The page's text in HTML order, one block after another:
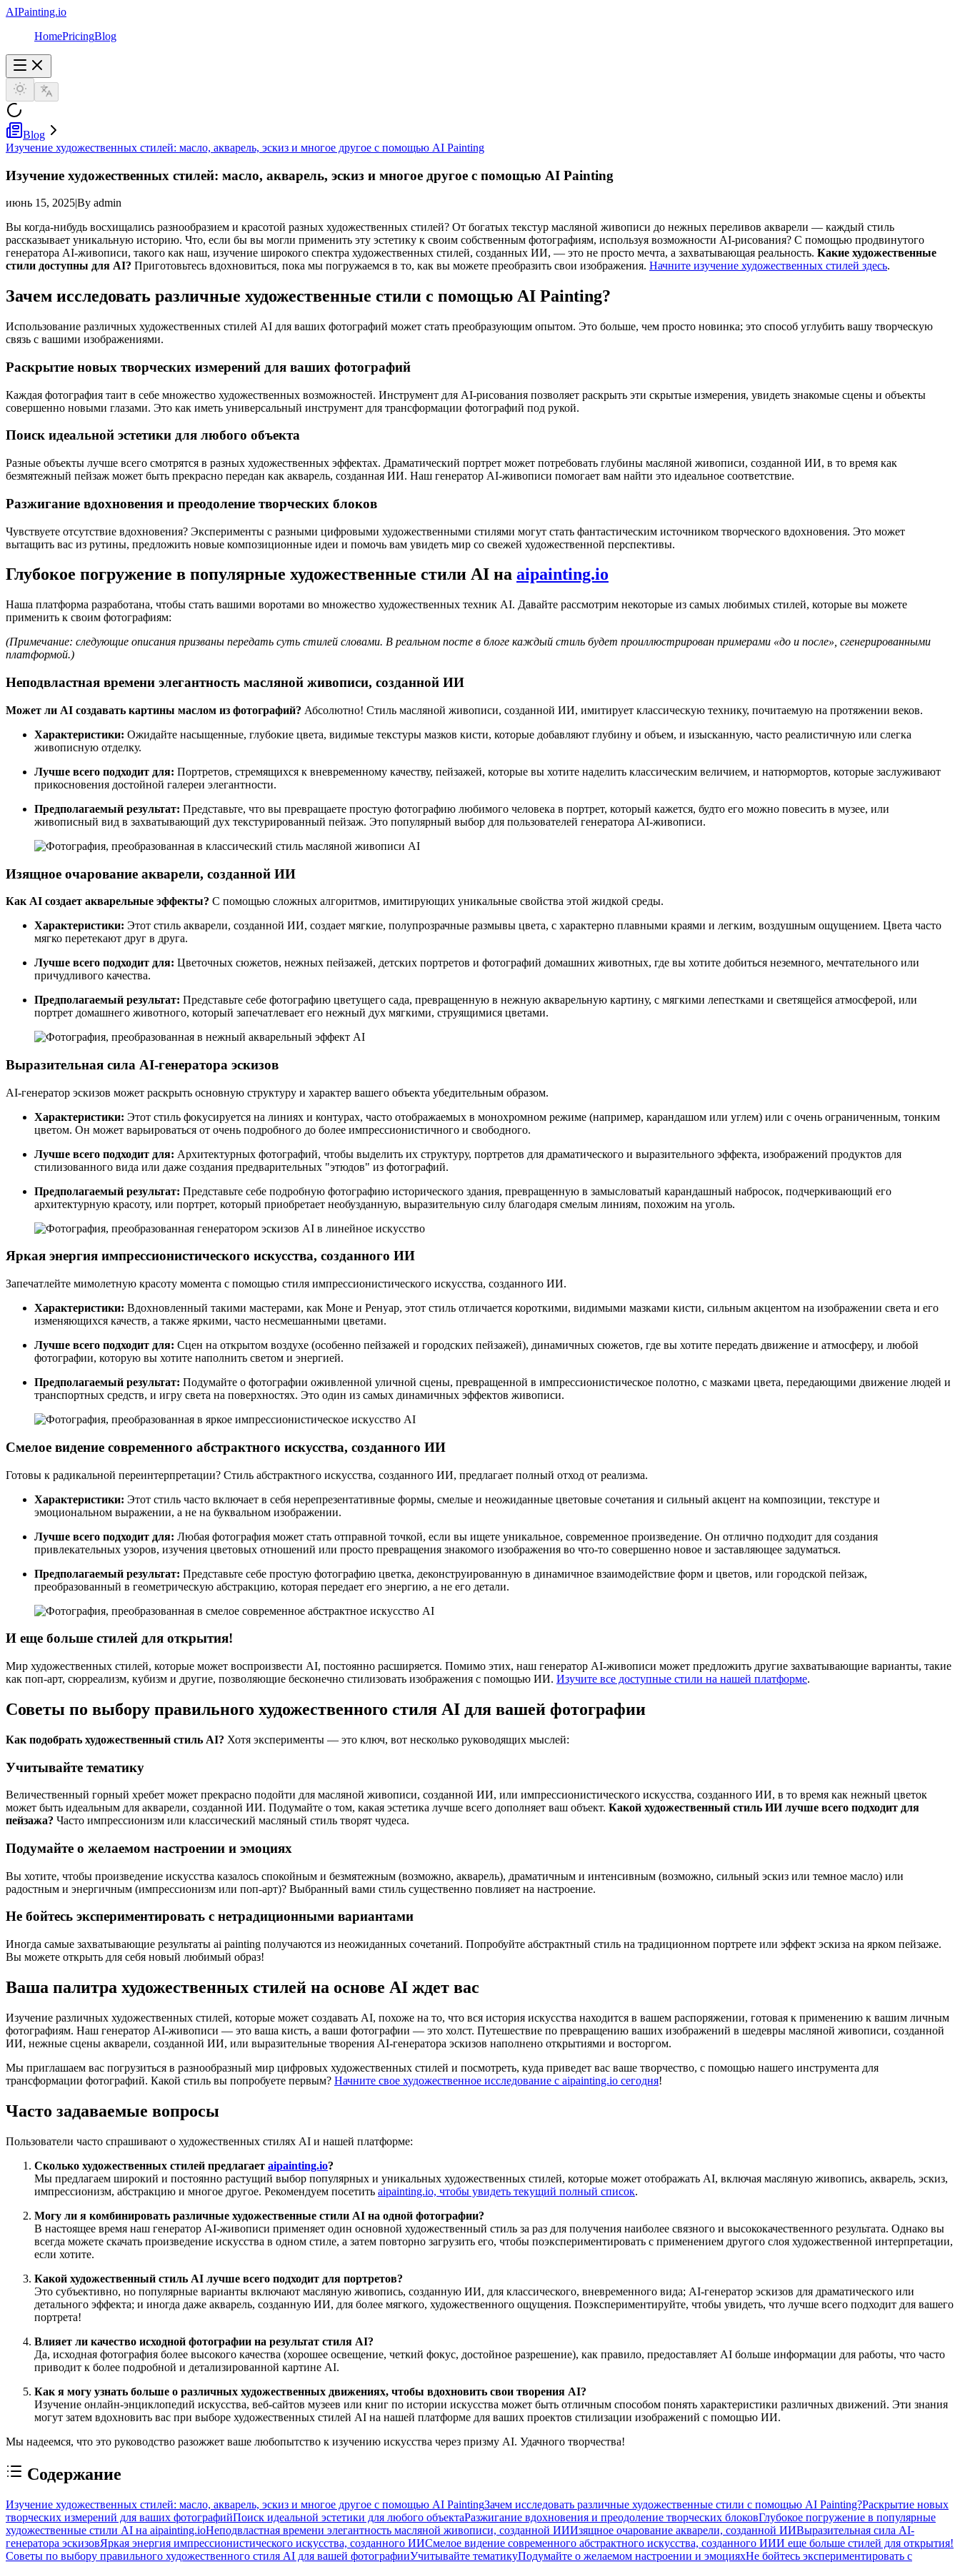
AIPainting.io
HomePricingBlog
Blog
Изучение художественных стилей: масло, акварель, эскиз и многое другое с помощью AI Painting
Изучение художественных стилей: масло, акварель, эскиз и многое другое с помощью AI Painting
июнь 15, 2025|By admin
Вы когда-нибудь восхищались разнообразием и красотой разных художественных стилей? От богатых текстур масляной живописи до нежных переливов акварели — каждый стиль
рассказывает уникальную историю. Что, если бы вы могли применить эту эстетику к своим собственным фотографиям, используя возможности AI-рисования? С помощью продвинутого
генератора AI-живописи, такого как наш, изучение широкого спектра художественных стилей, созданных ИИ, — это не просто мечта, а захватывающая реальность. Какие художественные
стили доступны для AI? Приготовьтесь вдохновиться, пока мы погружаемся в то, как вы можете преобразить свои изображения. Начните изучение художественных стилей здесь.
Зачем исследовать различные художественные стили с помощью AI Painting?
Использование различных художественных стилей AI для ваших фотографий может стать преобразующим опытом. Это больше, чем просто новинка; это способ углубить вашу творческую
связь с вашими изображениями.
Раскрытие новых творческих измерений для ваших фотографий
Каждая фотография таит в себе множество художественных возможностей. Инструмент для AI-рисования позволяет раскрыть эти скрытые измерения, увидеть знакомые сцены и объекты
совершенно новыми глазами. Это как иметь универсальный инструмент для трансформации фотографий под рукой.
Поиск идеальной эстетики для любого объекта
Разные объекты лучше всего смотрятся в разных художественных эффектах. Драматический портрет может потребовать глубины масляной живописи, созданной ИИ, в то время как
безмятежный пейзаж может быть прекрасно передан как акварель, созданная ИИ. Наш генератор AI-живописи помогает вам найти это идеальное соответствие.
Разжигание вдохновения и преодоление творческих блоков
Чувствуете отсутствие вдохновения? Эксперименты с разными цифровыми художественными стилями могут стать фантастическим источником творческого вдохновения. Это может
вытащить вас из рутины, предложить новые композиционные идеи и помочь вам увидеть мир со свежей художественной перспективы.
Глубокое погружение в популярные художественные стили AI на aipainting.io
Наша платформа разработана, чтобы стать вашими воротами во множество художественных техник AI. Давайте рассмотрим некоторые из самых любимых стилей, которые вы можете
применить к своим фотографиям:
(Примечание: следующие описания призваны передать суть стилей словами. В реальном посте в блоге каждый стиль будет проиллюстрирован примерами «до и после», сгенерированными
платформой.)
Неподвластная времени элегантность масляной живописи, созданной ИИ
Может ли AI создавать картины маслом из фотографий? Абсолютно! Стиль масляной живописи, созданной ИИ, имитирует классическую технику, почитаемую на протяжении веков.
Характеристики: Ожидайте насыщенные, глубокие цвета, видимые текстуры мазков кисти, которые добавляют глубину и объем, и изысканную, часто реалистичную или слегка
живописную отделку.
Лучше всего подходит для: Портретов, стремящихся к вневременному качеству, пейзажей, которые вы хотите наделить классическим величием, и натюрмортов, которые заслуживают
прикосновения достойной галереи элегантности.
Предполагаемый результат: Представьте, что вы превращаете простую фотографию любимого человека в портрет, который кажется, будто его можно повесить в музее, или
живописный вид в захватывающий дух текстурированный пейзаж. Это популярный выбор для пользователей генератора AI-живописи.
Изящное очарование акварели, созданной ИИ
Как AI создает акварельные эффекты? С помощью сложных алгоритмов, имитирующих уникальные свойства этой жидкой среды.
Характеристики: Этот стиль акварели, созданной ИИ, создает мягкие, полупрозрачные размывы цвета, с характерно плавными краями и легким, воздушным ощущением. Цвета часто
мягко перетекают друг в друга.
Лучше всего подходит для: Цветочных сюжетов, нежных пейзажей, детских портретов и фотографий домашних животных, где вы хотите добиться неземного, мечтательного или
причудливого качества.
Предполагаемый результат: Представьте себе фотографию цветущего сада, превращенную в нежную акварельную картину, с мягкими лепестками и светящейся атмосферой, или
портрет домашнего животного, который запечатлевает его нежный дух мягкими, струящимися цветами.
Выразительная сила AI-генератора эскизов
AI-генератор эскизов может раскрыть основную структуру и характер вашего объекта убедительным образом.
Характеристики: Этот стиль фокусируется на линиях и контурах, часто отображаемых в монохромном режиме (например, карандашом или углем) или с очень ограниченным, тонким
цветом. Он может варьироваться от очень подробного до более импрессионистичного и свободного.
Лучше всего подходит для: Архитектурных фотографий, чтобы выделить их структуру, портретов для драматического и выразительного эффекта, изображений продуктов для
стилизованного вида или даже создания предварительных "этюдов" из фотографий.
Предполагаемый результат: Представьте себе подробную фотографию исторического здания, превращенную в замысловатый карандашный набросок, подчеркивающий его
архитектурную красоту, или портрет, который приобретает необузданную, выразительную силу благодаря смелым линиям, похожим на уголь.
Яркая энергия импрессионистического искусства, созданного ИИ
Запечатлейте мимолетную красоту момента с помощью стиля импрессионистического искусства, созданного ИИ.
Характеристики: Вдохновленный такими мастерами, как Моне и Ренуар, этот стиль отличается короткими, видимыми мазками кисти, сильным акцентом на изображении света и его
изменяющихся качеств, а также яркими, часто несмешанными цветами.
Лучше всего подходит для: Сцен на открытом воздухе (особенно пейзажей и городских пейзажей), динамичных сюжетов, где вы хотите передать движение и атмосферу, и любой
фотографии, которую вы хотите наполнить светом и энергией.
Предполагаемый результат: Подумайте о фотографии оживленной уличной сцены, превращенной в импрессионистическое полотно, с мазками цвета, передающими движение людей и
транспортных средств, и игру света на поверхностях. Это один из самых динамичных эффектов живописи.
Смелое видение современного абстрактного искусства, созданного ИИ
Готовы к радикальной переинтерпретации? Стиль абстрактного искусства, созданного ИИ, предлагает полный отход от реализма.
Характеристики: Этот стиль часто включает в себя нерепрезентативные формы, смелые и неожиданные цветовые сочетания и сильный акцент на композиции, текстуре и
эмоциональном выражении, а не на буквальном изображении.
Лучше всего подходит для: Любая фотография может стать отправной точкой, если вы ищете уникальное, современное произведение. Он отлично подходит для создания
привлекательных узоров, изучения цветовых отношений или просто превращения знакомого изображения во что-то совершенно новое и заставляющее задуматься.
Предполагаемый результат: Представьте себе простую фотографию цветка, деконструированную в динамичное взаимодействие форм и цветов, или городской пейзаж,
преобразованный в геометрическую абстракцию, которая передает его энергию, а не его детали.
И еще больше стилей для открытия!
Мир художественных стилей, которые может воспроизвести AI, постоянно расширяется. Помимо этих, наш генератор AI-живописи может предложить другие захватывающие варианты, такие
как поп-арт, сюрреализм, кубизм и другие, позволяющие бесконечно стилизовать изображения с помощью ИИ. Изучите все доступные стили на нашей платформе.
Советы по выбору правильного художественного стиля AI для вашей фотографии
Как подобрать художественный стиль AI? Хотя эксперименты — это ключ, вот несколько руководящих мыслей:
Учитывайте тематику
Величественный горный хребет может прекрасно подойти для масляной живописи, созданной ИИ, или импрессионистического искусства, созданного ИИ, в то время как нежный цветок
может быть идеальным для акварели, созданной ИИ. Подумайте о том, какая эстетика лучше всего дополняет ваш объект. Какой художественный стиль ИИ лучше всего подходит для
пейзажа? Часто импрессионизм или классический масляный стиль творят чудеса.
Подумайте о желаемом настроении и эмоциях
Вы хотите, чтобы произведение искусства казалось спокойным и безмятежным (возможно, акварель), драматичным и интенсивным (возможно, сильный эскиз или темное масло) или
радостным и энергичным (импрессионизм или поп-арт)? Выбранный вами стиль существенно повлияет на настроение.
Не бойтесь экспериментировать с нетрадиционными вариантами
Иногда самые захватывающие результаты ai painting получаются из неожиданных сочетаний. Попробуйте абстрактный стиль на традиционном портрете или эффект эскиза на ярком пейзаже.
Вы можете открыть для себя новый любимый образ!
Ваша палитра художественных стилей на основе AI ждет вас
Изучение различных художественных стилей, которые может создавать AI, похоже на то, что вся история искусства находится в вашем распоряжении, готовая к применению к вашим личным
фотографиям. Наш генератор AI-живописи — это ваша кисть, а ваши фотографии — это холст. Путешествие по превращению ваших изображений в шедевры масляной живописи, созданной
ИИ, нежные сцены акварели, созданной ИИ, или выразительные творения AI-генератора эскизов наполнено открытиями и восторгом.
Мы приглашаем вас погрузиться в разнообразный мир цифровых художественных стилей и посмотреть, куда приведет вас ваше творчество, с помощью нашего инструмента для
трансформации фотографий. Какой стиль вы попробуете первым? Начните свое художественное исследование с aipainting.io сегодня!
Часто задаваемые вопросы
Пользователи часто спрашивают о художественных стилях AI и нашей платформе:
Сколько художественных стилей предлагает aipainting.io?
Мы предлагаем широкий и постоянно растущий выбор популярных и уникальных художественных стилей, которые может отображать AI, включая масляную живопись, акварель, эскиз,
импрессионизм, абстракцию и многое другое. Рекомендуем посетить aipainting.io, чтобы увидеть текущий полный список.
Могу ли я комбинировать различные художественные стили AI на одной фотографии?
В настоящее время наш генератор AI-живописи применяет один основной художественный стиль за раз для получения наиболее связного и высококачественного результата. Однако вы
всегда можете скачать произведение искусства в одном стиле, а затем повторно загрузить его, чтобы поэкспериментировать с применением другого слоя художественной интерпретации,
если хотите.
Какой художественный стиль AI лучше всего подходит для портретов?
Это субъективно, но популярные варианты включают масляную живопись, созданную ИИ, для классического, вневременного вида; AI-генератор эскизов для драматического или
детального эффекта; и иногда даже акварель, созданную ИИ, для более мягкого, художественного ощущения. Поэкспериментируйте, чтобы увидеть, что лучше всего подходит для вашего
портрета!
Влияет ли качество исходной фотографии на результат стиля AI?
Да, исходная фотография более высокого качества (хорошее освещение, четкий фокус, достойное разрешение), как правило, предоставляет AI больше информации для работы, что часто
приводит к более подробной и детализированной картине AI.
Как я могу узнать больше о различных художественных движениях, чтобы вдохновить свои творения AI?
Изучение онлайн-энциклопедий искусства, веб-сайтов музеев или книг по истории искусства может быть отличным способом понять характеристики различных движений. Эти знания
могут затем вдохновить вас при выборе художественных стилей AI на нашей платформе для ваших проектов стилизации изображений с помощью ИИ.
Мы надеемся, что это руководство разожжет ваше любопытство к изучению искусства через призму AI. Удачного творчества!
Содержание
Изучение художественных стилей: масло, акварель, эскиз и многое другое с помощью AI PaintingЗачем исследовать различные художественные стили с помощью AI Painting?Раскрытие новых
творческих измерений для ваших фотографийПоиск идеальной эстетики для любого объектаРазжигание вдохновения и преодоление творческих блоковГлубокое погружение в популярные
художественные стили AI на aipainting.ioНеподвластная времени элегантность масляной живописи, созданной ИИИзящное очарование акварели, созданной ИИВыразительная сила AI-
генератора эскизовЯркая энергия импрессионистического искусства, созданного ИИСмелое видение современного абстрактного искусства, созданного ИИИ еще больше стилей для открытия!
Советы по выбору правильного художественного стиля AI для вашей фотографииУчитывайте тематикуПодумайте о желаемом настроении и эмоцияхНе бойтесь экспериментировать с